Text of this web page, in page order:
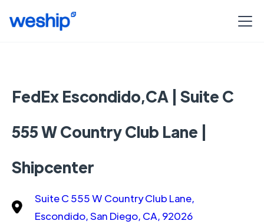
FedEx Escondido,CA | Suite C
555 W Country Club Lane |
Shipcenter
Suite C 555 W Country Club Lane,
Escondido, San Diego, CA, 92026